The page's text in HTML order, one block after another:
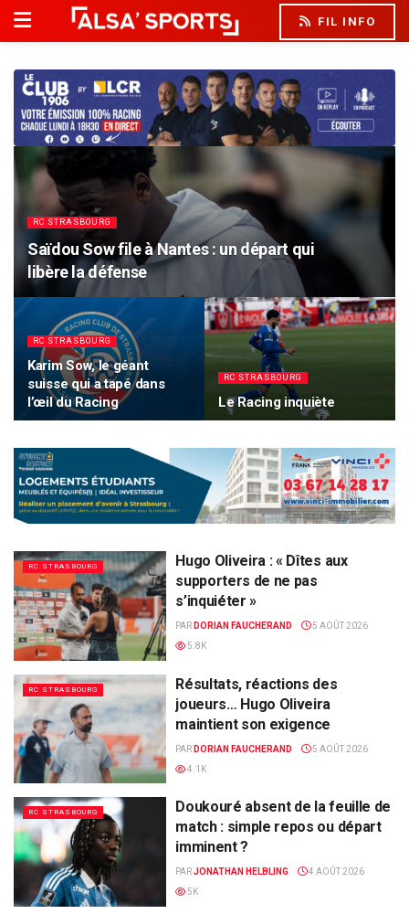
FIL INFO
RC STRASBOURG
Saïdou Sow file à Nantes : un départ qui
libère la défense
RC STRASBOURG
Karim Sow, le géant
suisse qui a tapé dans
l’œil du Racing
RC STRASBOURG
Le Racing inquiète
RC STRASBOURG
Hugo Oliveira : « Dîtes aux
supporters de ne pas
s’inquiéter »
PAR DORIAN FAUCHERAND
5 AOÛT 2026
5.8K
RC STRASBOURG
Résultats, réactions des
joueurs… Hugo Oliveira
maintient son exigence
PAR DORIAN FAUCHERAND
5 AOÛT 2026
4.1K
RC STRASBOURG
Doukouré absent de la feuille de
match : simple repos ou départ
imminent ?
PARJONATHAN HELBLING
4 AOÛT 2026
5K